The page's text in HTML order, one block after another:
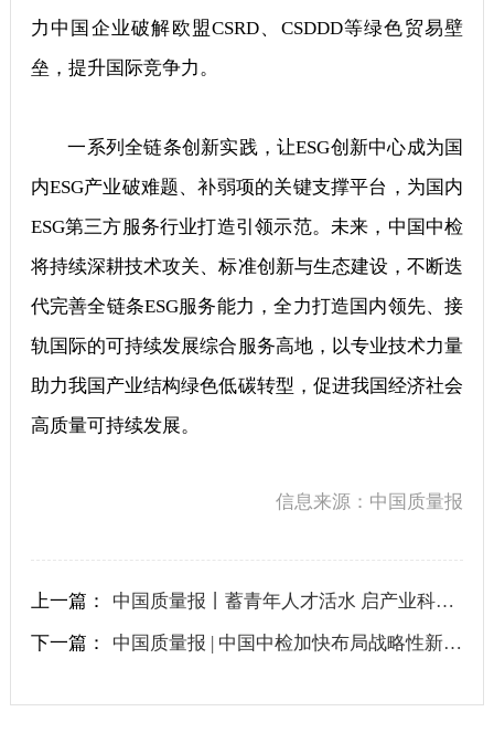
力中国企业破解欧盟CSRD、CSDDD等绿色贸易壁
垒，提升国际竞争力。
一系列全链条创新实践，让ESG创新中心成为国
内ESG产业破难题、补弱项的关键支撑平台，为国内
ESG第三方服务行业打造引领示范。未来，中国中检
将持续深耕技术攻关、标准创新与生态建设，不断迭
代完善全链条ESG服务能力，全力打造国内领先、接
轨国际的可持续发展综合服务高地，以专业技术力量
助力我国产业结构绿色低碳转型，促进我国经济社会
高质量可持续发展。
信息来源：中国质量报
上一篇：
中国质量报丨蓄青年人才活水 启产业科创新程
下一篇：
中国质量报 | 中国中检加快布局战略性新兴产业 助推现代化产业体系建设